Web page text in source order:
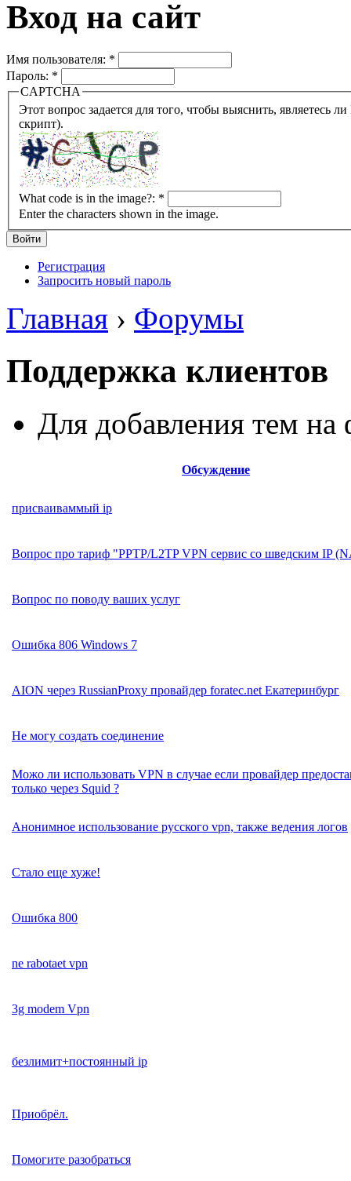
Вход на сайт
Имя пользователя: *
Пароль: *
CAPTCHA
Этот вопрос задается для того, чтобы выяснить, являетесь ли Вы человеком или представляете из себя робота
скрипт).
What code is in the image?: *
Enter the characters shown in the image.
Регистрация
Запросить новый пароль
Главная › Форумы
Поддержка клиентов
Для добавления тем
Обсуждение
присваиваммый ip
Вопрос про тариф "PPTP/L2TP VPN сервис со шведским IP
Вопрос по поводу ваших услуг
Ошибка 806 Windows 7
AION через RussianProxy провайдер foratec.net Екатеринбург
Не могу создать соединение
Можо ли использовать VPN в случае если провайдер
только через Squid ?
Анонимное использование русского vpn, также ведения логов
Стало еще хуже!
Ошибка 800
ne rabotaet vpn
3g modem Vpn
безлимит+постоянный ip
Приобрёл.
Помогите разобраться